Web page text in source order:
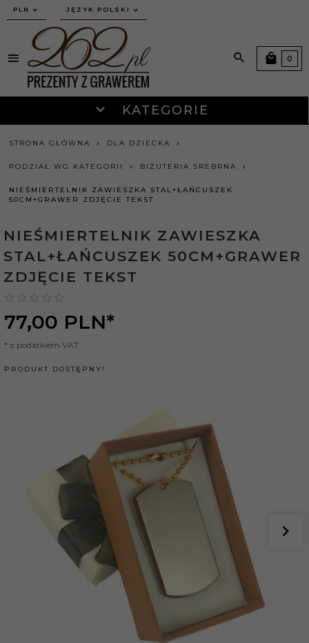
currency_h
PLN JĘZYK POLSKI
KATEGORIE
0
STRONA GŁÓWNA DLA DZIECKA
PODZIAŁ WG KATEGORII BIŻUTERIA SREBRNA
NIEŚMIERTELNIK ZAWIESZKA STAL+ŁAŃCUSZEK
50CM+GRAWER ZDJĘCIE TEKST
NIEŚMIERTELNIK ZAWIESZKA
STAL+ŁAŃCUSZEK 50CM+GRAWER
ZDJĘCIE TEKST
77,00 PLN*
* z podatkiem VAT
PRODUKT DOSTĘPNY!